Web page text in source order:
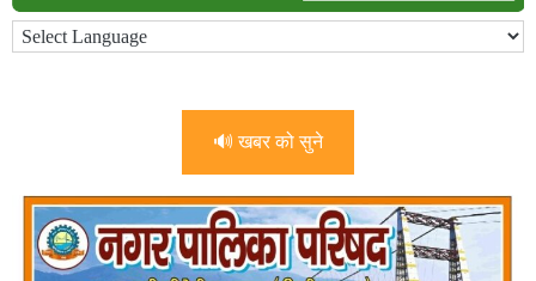
🔊 खबर को सुने